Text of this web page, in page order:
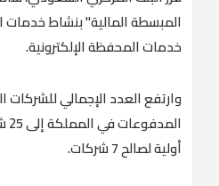
المبسطة المالية" بنشاط
خدمات المحفظة الإلكترونية.
وارتفع العدد الإجمالي
أولية لصالح 7 شركات.